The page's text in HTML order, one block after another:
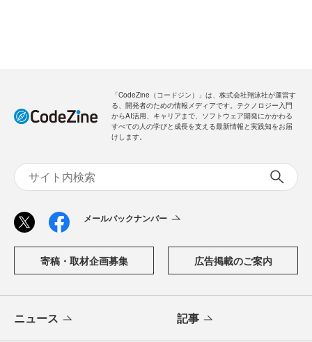
ログイン
からAI活用、キャリアまで、ソフトウェア開発にかかわる
すべての人の学びと成長を支える最新情報と実践知をお届